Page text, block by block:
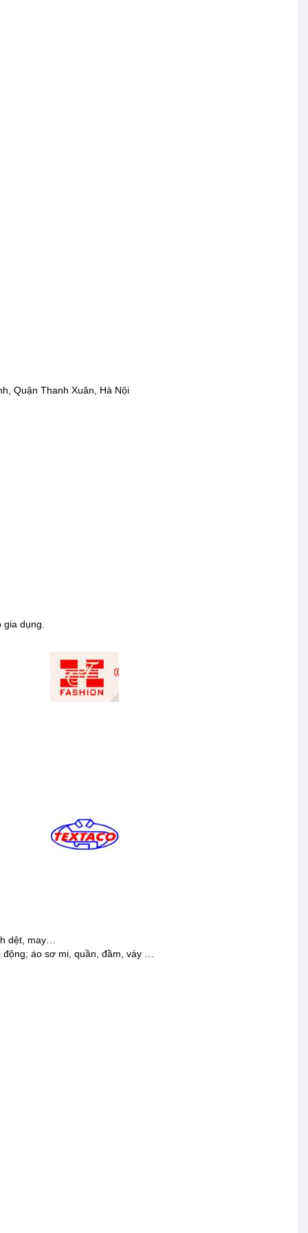
Quận Thanh Xuân, Hà Nội
dụng.
dệt, may…
áo sơ mi, quần, đầm, váy …